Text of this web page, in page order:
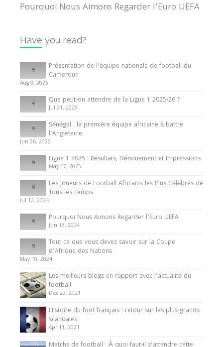
Pourquoi Nous Aimons Regarder l’Euro UEFA
Internationales
Tout ce que vous devez savoir sur la Coupe
d’Afrique des Nations
10 May 2024
Internationales
Présentation de l’équipe nationale de football
du Cameroun
8 August 2025
Have you read?
Présentation de l’équipe nationale de football du
Cameroun
Aug 8, 2025
Que peut-on attendre de la Ligue 1 2025-26 ?
Jul 31, 2025
Sénégal : la première équipe africaine à battre
l’Angleterre
Jun 26, 2025
Ligue 1 2025 : Résultats, Dénouement et Impressions
May 17, 2025
Les Joueurs de Football Africains les Plus Célèbres de
Tous les Temps
Jul 12, 2024
Pourquoi Nous Aimons Regarder l’Euro UEFA
Jun 13, 2024
Tout ce que vous devez savoir sur la Coupe
d’Afrique des Nations
May 10, 2024
Les meilleurs blogs en rapport avec l’actualité du
football
Dec 23, 2021
Histoire du foot français : retour sur les plus grands
scandales
Apr 11, 2021